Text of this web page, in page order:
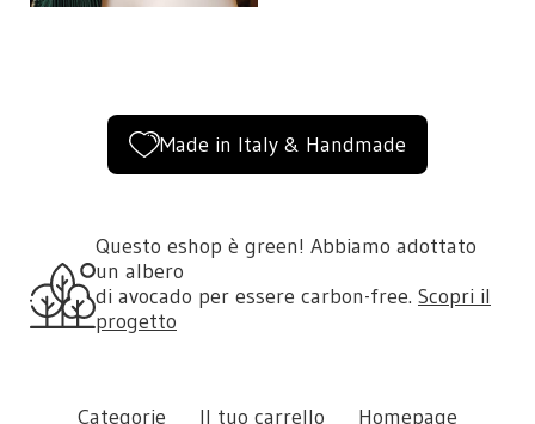
Made in Italy & Handmade
Questo eshop è green! Abbiamo adottato
un albero
di avocado per essere carbon-free. Scopri il
progetto
Categorie Il tuo carrello Homepage